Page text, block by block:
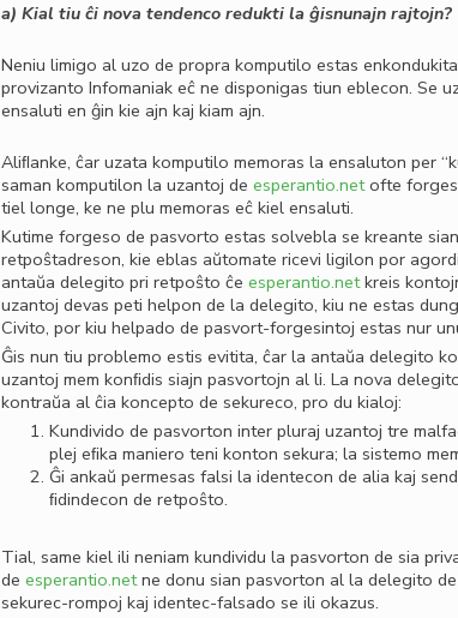
a) Kial tiu ĉi nova tendenco redukti la ĝisnunajn rajtojn?
Neniu limigo al uzo de propra komputilo estas
provizanto Infomaniak eĉ ne disponigas tiun eblecon. Se
ensaluti en ĝin kie ajn kaj kiam ajn.
Aliﬂanke, ĉar uzata komputilo memoras la ensaluton per
saman komputilon la uzantoj de esperantio.netofte
tiel longe, ke ne plu memoras eĉ kiel ensaluti.
Kutime forgeso de pasvorto estas solvebla se kreante
retpoŝtadreson, kie eblas aŭtomate ricevi ligilon por
antaŭa delegito pri retpoŝto ĉe esperantio.netkreis
uzantoj devas peti helpon de la delegito, kiu ne estas
Civito, por kiu helpado de pasvort-forgesintoj estas nur
Ĝis nun tiu problemo estis evitita, ĉar la antaŭa delegito
uzantoj mem konﬁdis siajn pasvortojn al li. La nova
kontraŭa al ĉia koncepto de sekureco, pro du kialoj:
Kundivido de pasvorton inter pluraj uzantoj tre
plej eﬁka maniero teni konton sekura; la sistemo
Ĝi ankaŭ permesas falsi la identecon de alia kaj
ﬁdindecon de retpoŝto.
Tial, same kiel ili neniam kundividu la pasvorton de sia
de esperantio.netne donu sian pasvorton al la delegito
sekurec-rompoj kaj identec-falsado se ili okazus.